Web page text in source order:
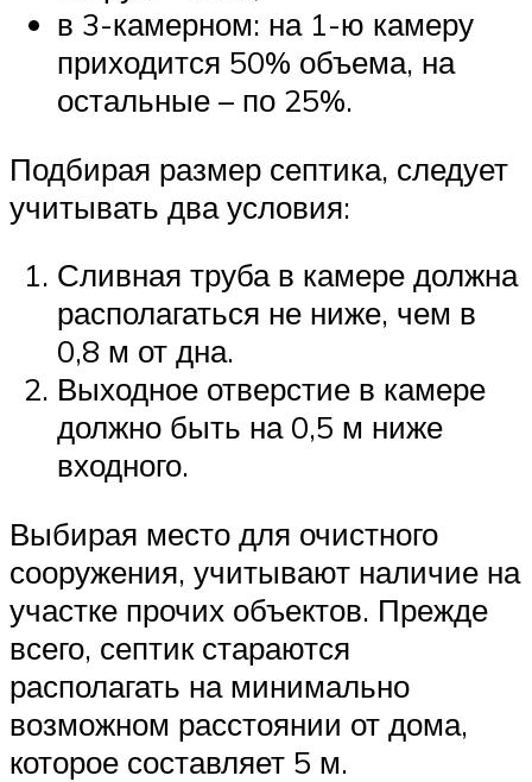
в 3-камерном: на 1-ю камеру
приходится 50% объема, на
остальные – по 25%.
Подбирая размер септика, следует
учитывать два условия:
Сливная труба в камере должна
располагаться не ниже, чем в
0,8 м от дна.
Выходное отверстие в камере
должно быть на 0,5 м ниже
входного.
Выбирая место для очистного
сооружения, учитывают наличие на
участке прочих объектов. Прежде
всего, септик стараются
располагать на минимально
возможном расстоянии от дома,
которое составляет 5 м.